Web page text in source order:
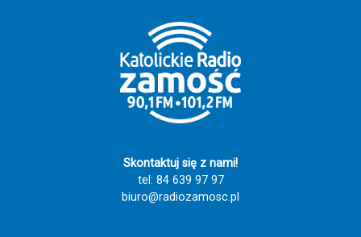
Skontaktuj się z nami!
tel: 84 639 97 97
biuro@radiozamosc.pl